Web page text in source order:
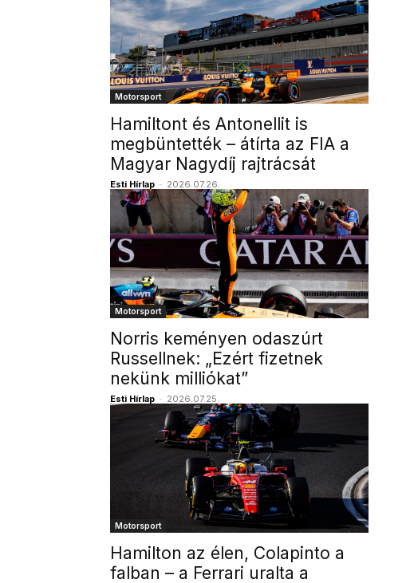
Motorsport
Hamiltont és Antonellit is
megbüntették – átírta az FIA a
Magyar Nagydíj rajtrácsát
Esti Hírlap - 2026.07.26.
Motorsport
Norris keményen odaszúrt
Russellnek: „Ezért fizetnek
nekünk milliókat”
Esti Hírlap - 2026.07.25.
Motorsport
Hamilton az élen, Colapinto a
falban – a Ferrari uralta a